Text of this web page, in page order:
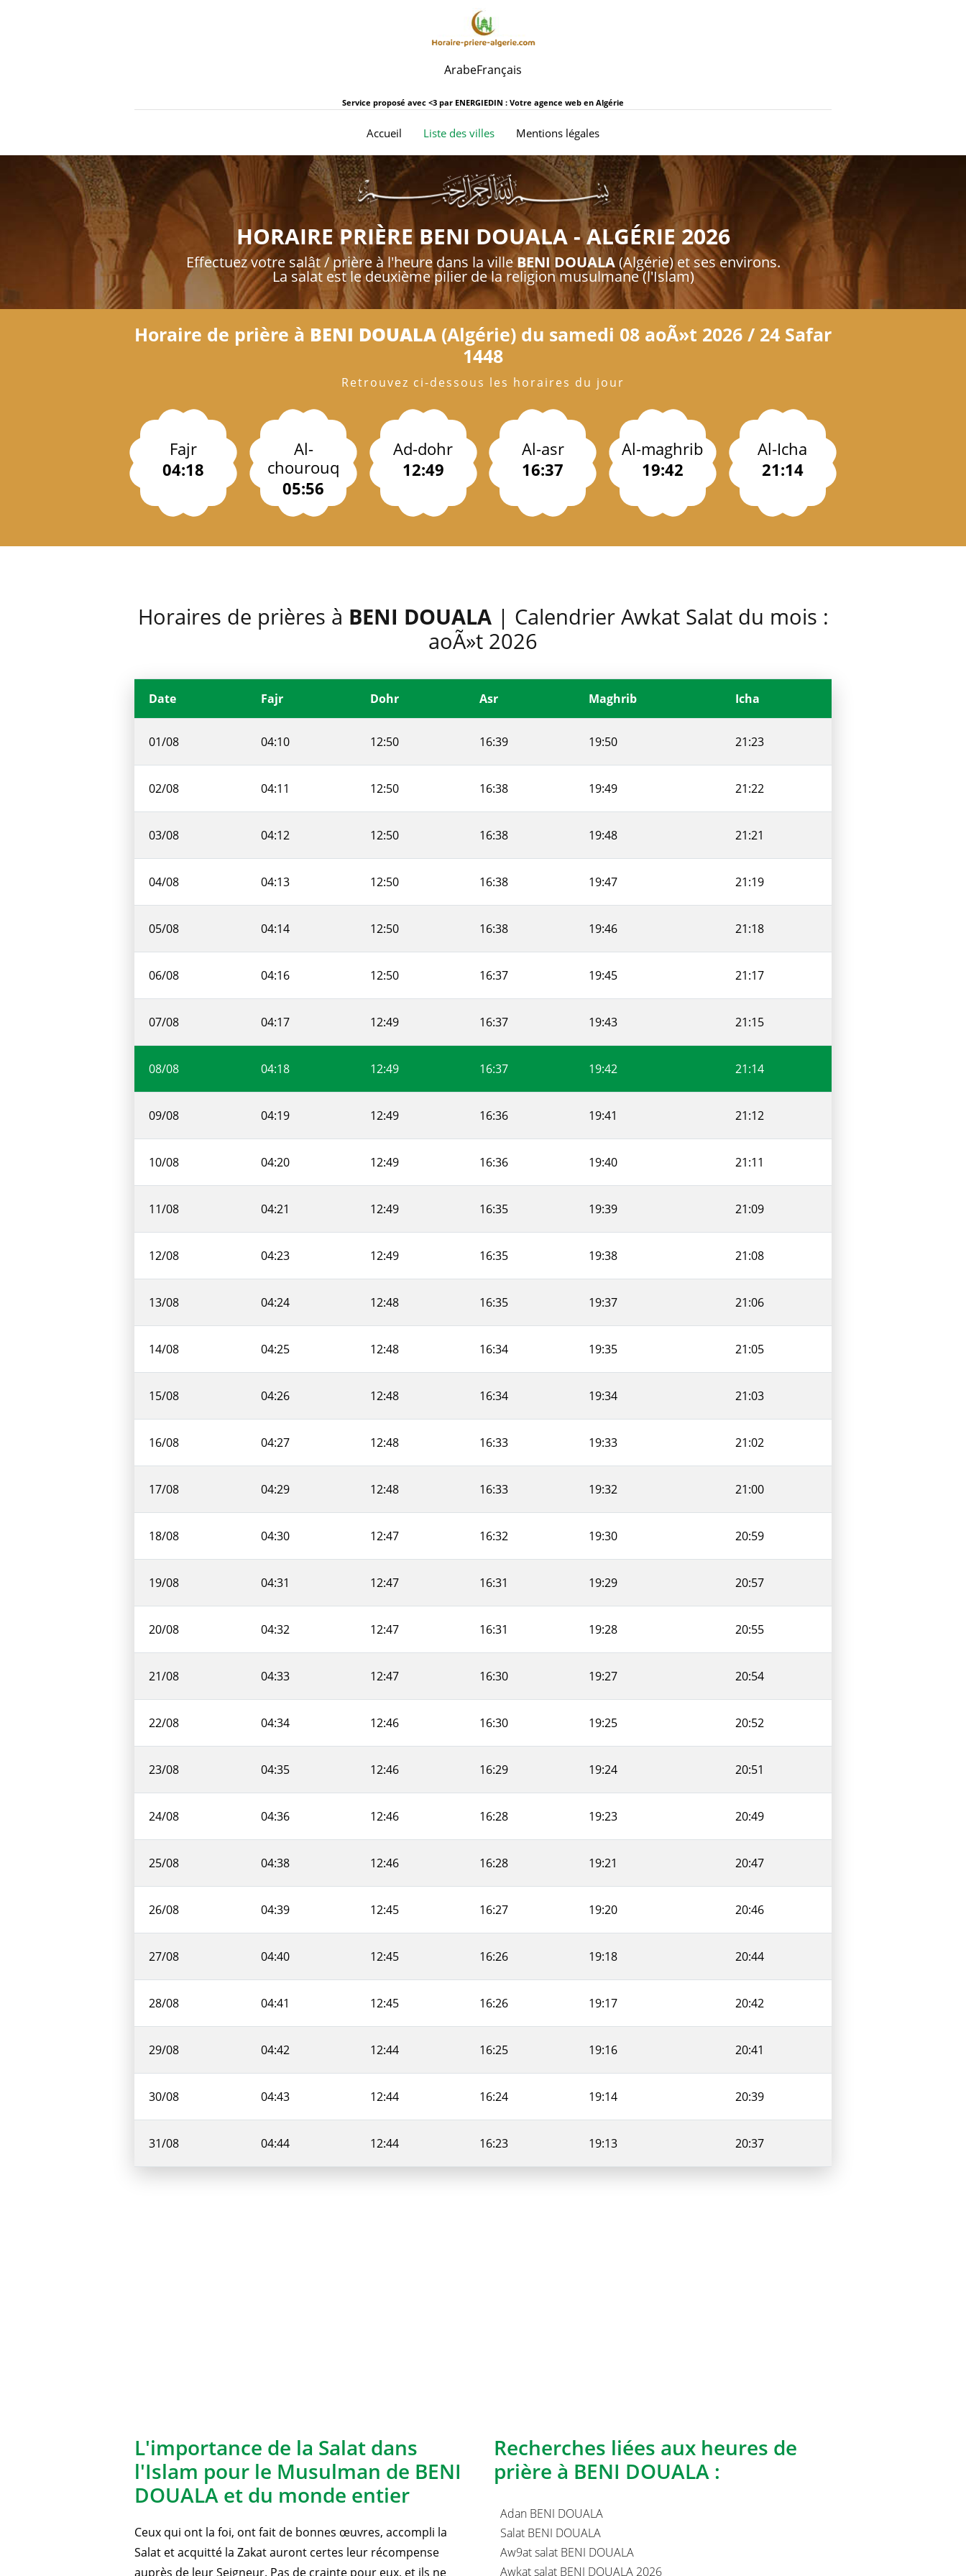
ArabeFrançais
Service proposé avec <3 par ENERGIEDIN : Votre agence web en Algérie
Accueil (current)
Liste des villes Mentions légales
HORAIRE PRIÈRE BENI DOUALA - ALGÉRIE 2026
Effectuez votre salât / prière à l'heure dans la villeBENI DOUALA(Algérie) et ses environs.
La salat est le deuxième pilier de la religion musulmane (l'Islam)
Horaire de prière à BENI DOUALA (Algérie) du samedi 08 aoÃ»t 2026 / 24 Safar
1448
Retrouvez ci-dessous les horaires du jour
Fajr
04:18
Al-
chourouq
05:56
Ad-dohr
12:49
Al-asr
16:37
Al-maghrib
19:42
Al-Icha
21:14
Horaires de prières à BENI DOUALA| Calendrier Awkat Salat du mois :
aoÃ»t 2026
Date Fajr Dohr Asr Maghrib Icha
01/08 04:10 12:50 16:39 19:50 21:23
02/08 04:11 12:50 16:38 19:49 21:22
03/08 04:12 12:50 16:38 19:48 21:21
04/08 04:13 12:50 16:38 19:47 21:19
05/08 04:14 12:50 16:38 19:46 21:18
06/08 04:16 12:50 16:37 19:45 21:17
07/08 04:17 12:49 16:37 19:43 21:15
08/08 04:18 12:49 16:37 19:42 21:14
09/08 04:19 12:49 16:36 19:41 21:12
10/08 04:20 12:49 16:36 19:40 21:11
11/08 04:21 12:49 16:35 19:39 21:09
12/08 04:23 12:49 16:35 19:38 21:08
13/08 04:24 12:48 16:35 19:37 21:06
14/08 04:25 12:48 16:34 19:35 21:05
15/08 04:26 12:48 16:34 19:34 21:03
16/08 04:27 12:48 16:33 19:33 21:02
17/08 04:29 12:48 16:33 19:32 21:00
18/08 04:30 12:47 16:32 19:30 20:59
19/08 04:31 12:47 16:31 19:29 20:57
20/08 04:32 12:47 16:31 19:28 20:55
21/08 04:33 12:47 16:30 19:27 20:54
22/08 04:34 12:46 16:30 19:25 20:52
23/08 04:35 12:46 16:29 19:24 20:51
24/08 04:36 12:46 16:28 19:23 20:49
25/08 04:38 12:46 16:28 19:21 20:47
26/08 04:39 12:45 16:27 19:20 20:46
27/08 04:40 12:45 16:26 19:18 20:44
28/08 04:41 12:45 16:26 19:17 20:42
29/08 04:42 12:44 16:25 19:16 20:41
30/08 04:43 12:44 16:24 19:14 20:39
31/08 04:44 12:44 16:23 19:13 20:37
L'importance de la Salat dans
l'Islam pour le Musulman de BENI
DOUALA et du monde entier
Ceux qui ont la foi, ont fait de bonnes œuvres, accompli la
Salat et acquitté la Zakat auront certes leur récompense
auprès de leur Seigneur. Pas de crainte pour eux, et ils ne
Recherches liées aux heures de
prière à BENI DOUALA :
Adan BENI DOUALA
Salat BENI DOUALA
Aw9at salat BENI DOUALA
Awkat salat BENI DOUALA 2026